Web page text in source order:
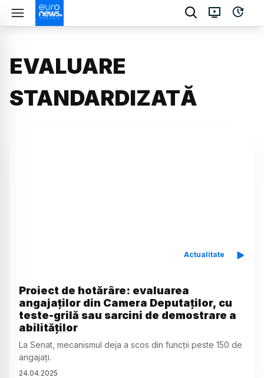
EVALUARE
STANDARDIZATĂ
Actualitate
Proiect de hotărâre: evaluarea
angajaților din Camera Deputaților, cu
teste-grilă sau sarcini de demostrare a
abilităților
La Senat, mecanismul deja a scos din funcții peste 150 de
angajați.
24.04.2025